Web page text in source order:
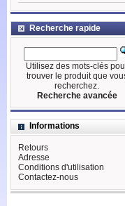
Recherche rapide
Utilisez des mots-clés
trouver le produit que
recherchez.
Recherche avancée
Informations
Retours
Adresse
Conditions d'utilisation
Contactez-nous